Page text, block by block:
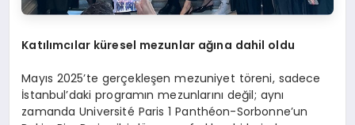
Katılımcılar küresel mezunlar ağına dahil oldu
Mayıs 2025’te gerçekleşen mezuniyet töreni, sadece
İstanbul’daki programın mezunlarını değil; aynı
zamanda Université Paris 1 Panthéon-Sorbonne’un